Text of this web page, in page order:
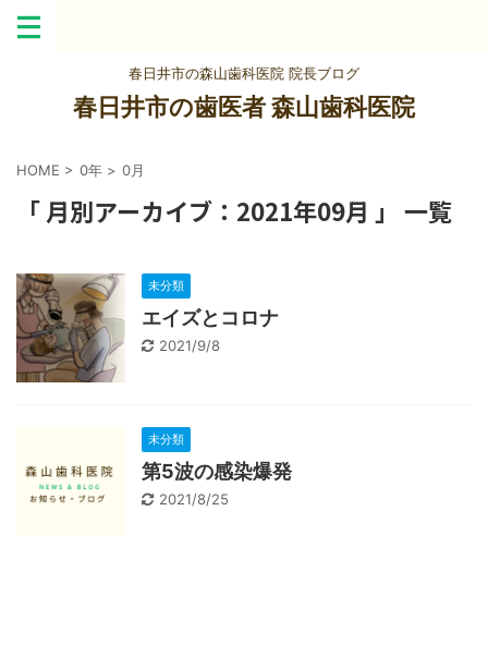
春日井市の森山歯科医院 院長ブログ
春日井市の歯医者 森山歯科医院
HOME > 0年 > 0月
「 月別アーカイブ：2021年09月 」 一覧
未分類
エイズとコロナ
2021/9/8
未分類
第5波の感染爆発
2021/8/25